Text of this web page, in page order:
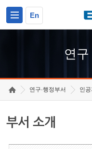
En
연
연구·행정부서 인
부서 소개